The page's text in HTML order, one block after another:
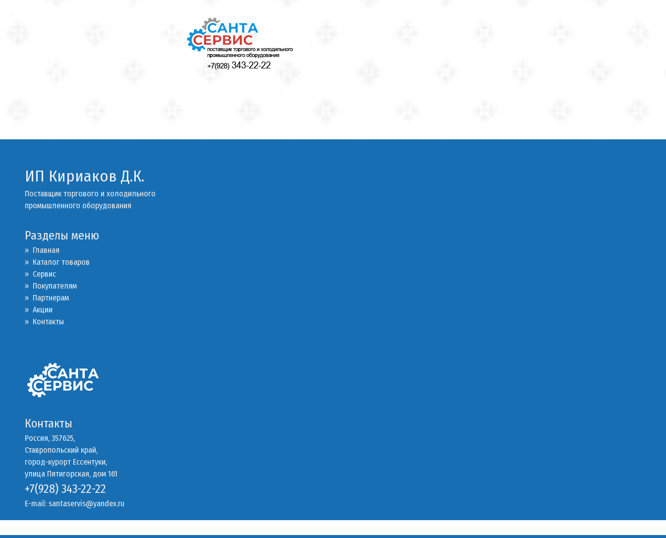
ИП Кириаков Д.К.
Поставщик торгового и холодильного
промышленного оборудования
Разделы меню
» Главная
» Каталог товаров
» Сервис
» Покупателям
» Партнерам
» Акции
» Контакты
Контакты
Россия, 357625,
Ставропольский край,
город-курорт Ессентуки,
улица Пятигорская, дом 161
+7(928) 343-22-22
E-mail: santaservis@yandex.ru